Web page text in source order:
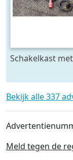
Schakelkast
Bekijk alle 337
Meld tegen de